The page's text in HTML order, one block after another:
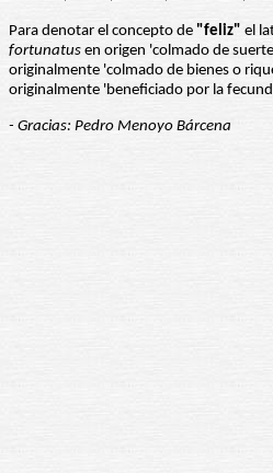
Para denotar el concepto de "feliz" el
fortunatus en origen 'colmado de
originalmente 'colmado de bienes o
originalmente 'beneficiado por la
- Gracias: Pedro Menoyo Bárcena